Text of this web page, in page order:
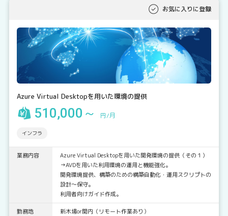
お気に入りに登録
Azure Virtual Desktopを用いた環境の提供
510,000～ 円/月
インフラ
業務内容
Azure Virtual Desktopを用いた開発環境の提供（その１）
→AVDを用いた利用環境の運用と機能強化。
開発環境提供、構築のための構築自動化・運用スクリプトの
設計～保守。
利用者向けガイド作成。
勤務地 新木場or関内（リモート作業あり）